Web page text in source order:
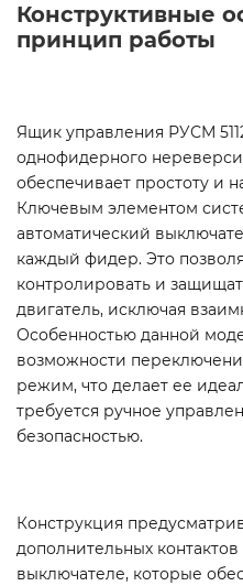
Конструктивные
принцип работы
Ящик управления РУСМ
однофидерного
обеспечивает простоту и
Ключевым элементом
автоматический
каждый фидер. Это
контролировать и
двигатель, исключая
Особенностью данной
возможности
режим, что делает ее
требуется ручное
безопасностью.
Конструкция
дополнительных
выключателе, которые